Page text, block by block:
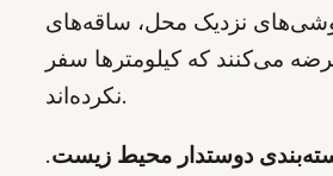
نزدیک محل، ساقه‌های
می‌کنند که کیلومترها سفر
نکرده‌اند.
دوستدار محیط زیست.